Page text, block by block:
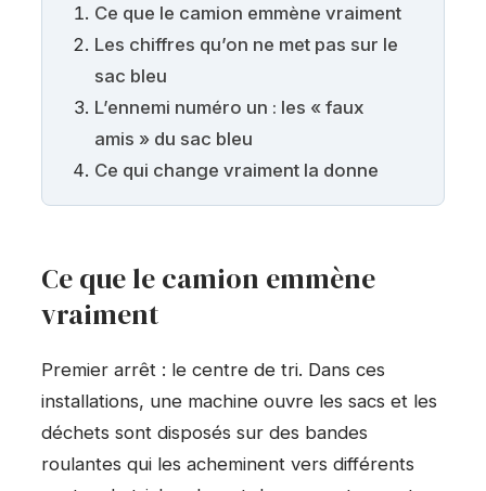
Ce que le camion emmène vraiment
Les chiffres qu’on ne met pas sur le
sac bleu
L’ennemi numéro un : les « faux
amis » du sac bleu
Ce qui change vraiment la donne
Ce que le camion emmène
vraiment
Premier arrêt : le centre de tri. Dans ces
installations, une machine ouvre les sacs et les
déchets sont disposés sur des bandes
roulantes qui les acheminent vers différents